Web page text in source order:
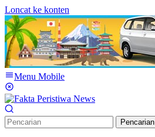
Loncat ke konten
Menu Mobile
Pencarian